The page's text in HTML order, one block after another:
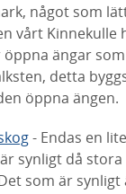
något som
vårt Kinnekulle
öppna ängar
detta
öppna ängen.
- Endas en
synligt då
som är